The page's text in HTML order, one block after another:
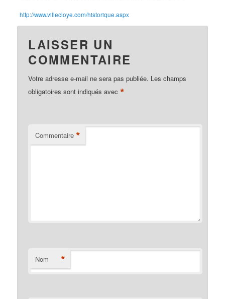
http://www.villecloye.com/historique.aspx
LAISSER UN
COMMENTAIRE
Votre adresse e-mail ne sera pas publiée. Les champs
obligatoires sont indiqués avec*
Commentaire *
Nom *